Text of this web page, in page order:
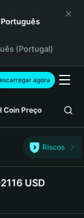
Português
(Portugal)
agora
Coin Preço
Riscos
USD